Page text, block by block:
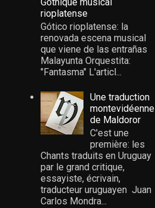
rioplatense
Gótico rioplatense: la
renovada escena musical
que viene de las entrañas
Malayunta Orquestita:
"Fantasma" L'articl...
Une traduction
montevidéenne
de Maldoror
C'est une
première: les
Chants traduits en Uruguay
par le grand critique,
essayiste, écrivain,
traducteur uruguayen Juan
Carlos Mondra...